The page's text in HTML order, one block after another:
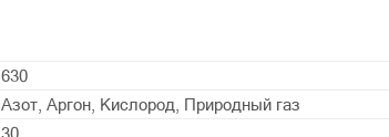
630
Азот, Аргон, Кислород, Природный газ
30